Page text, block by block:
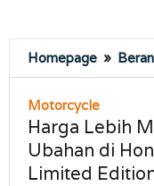
Homepage »
Motorcycle
Harga Lebih
Ubahan di
Limited